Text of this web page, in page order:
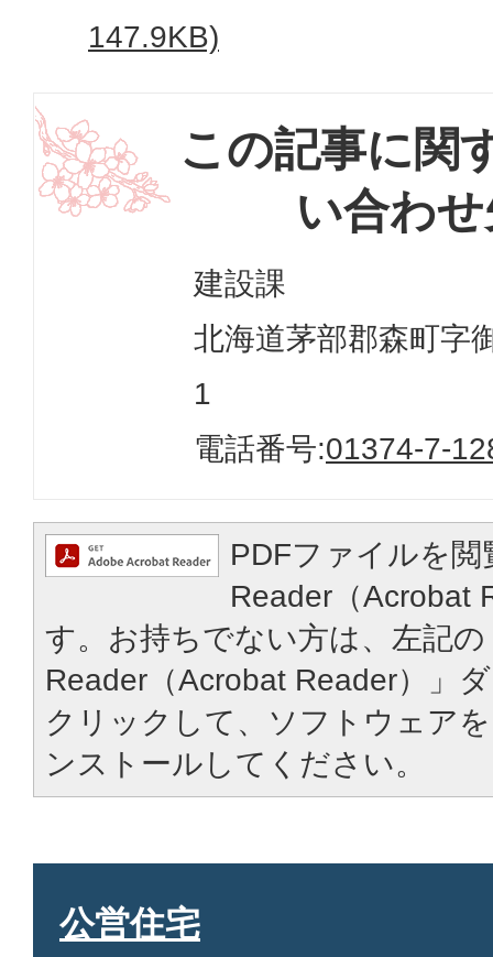
147.9KB)
この記事に関
い合わ
建設課
北海道茅部郡森町字
1
電話番号:01374-7-
PDFファイルを
Reader（Acrobat
す。お持ちでない方は、左記
Reader（Acrobat Reader）」
クリックして、ソフトウェア
ンストールしてください。
公営住宅